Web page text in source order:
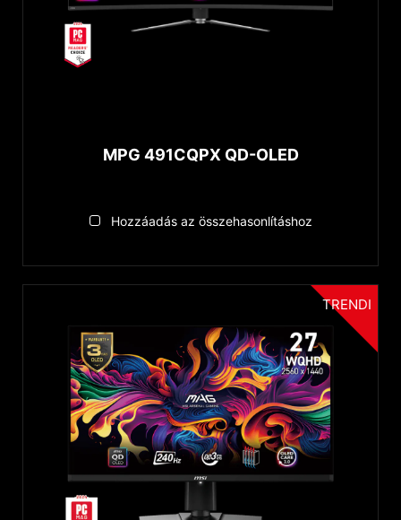
MPG 491CQPX QD-OLED
Hozzáadás az összehasonlításhoz
TRENDI